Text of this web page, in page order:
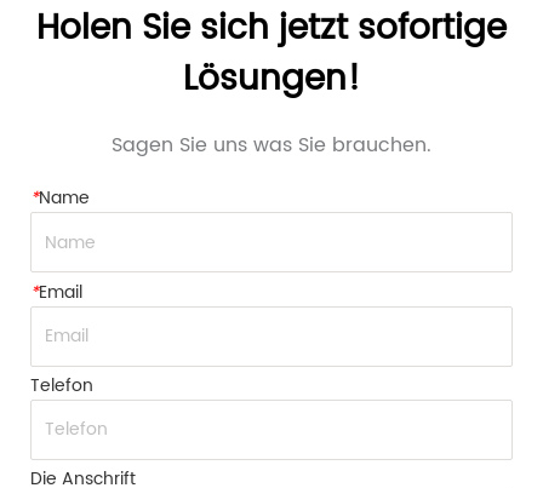
Holen Sie sich jetzt sofortige
Lösungen!
Sagen Sie uns was Sie brauchen.
*Name
*Email
Telefon
Die Anschrift